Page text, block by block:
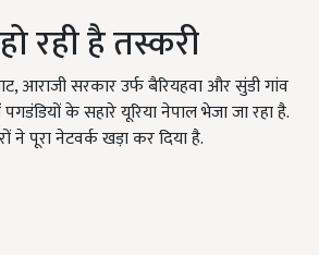
रही है तस्करी
आराजी सरकार उर्फ बैरियहवा और सुंडी गांव
के सहारे यूरिया नेपाल भेजा जा रहा है.
ने पूरा नेटवर्क खड़ा कर दिया है.